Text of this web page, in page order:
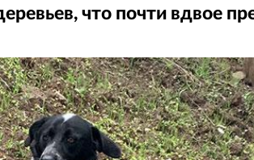
что почти вдвое